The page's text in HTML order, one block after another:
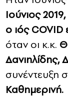
Ιούνιος
ο ιός
όταν οι κ.κ.
Δανιηλίδης,
συνέντευξη
Καθημερινή.